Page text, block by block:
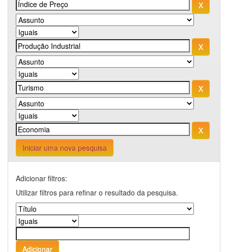
Iniciar uma nova pesquisa
Adicionar filtros:
Utilizar filtros para refinar o resultado da pesquisa.